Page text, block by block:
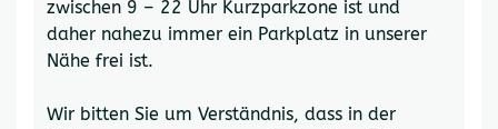
zwischen 9 – 22 Uhr Kurzparkzone ist und
daher nahezu immer ein Parkplatz in unserer
Nähe frei ist.
Wir bitten Sie um Verständnis, dass in der